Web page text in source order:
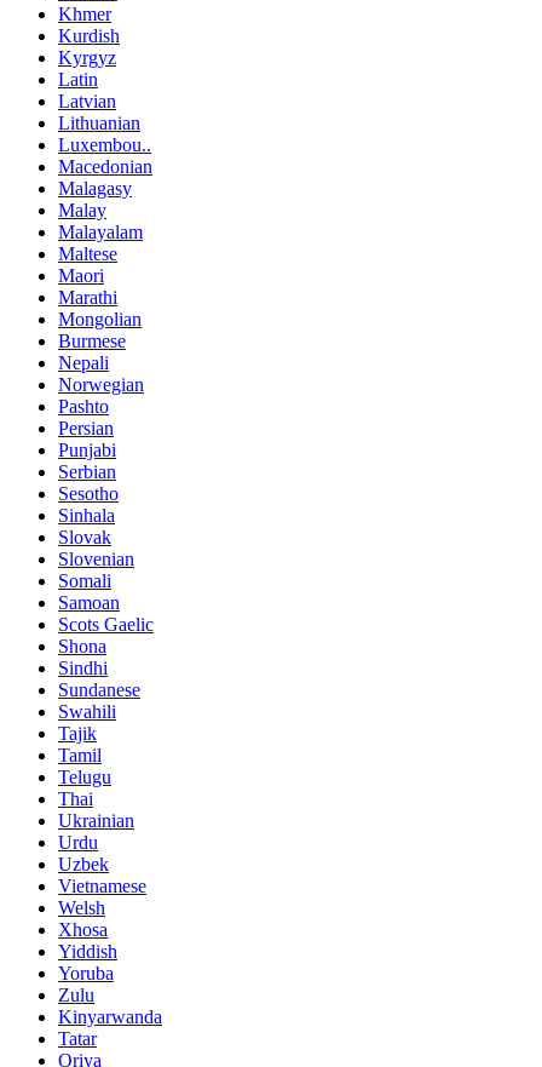
Khmer
Kurdish
Kyrgyz
Latin
Latvian
Lithuanian
Luxembou..
Macedonian
Malagasy
Malay
Malayalam
Maltese
Maori
Marathi
Mongolian
Burmese
Nepali
Norwegian
Pashto
Persian
Punjabi
Serbian
Sesotho
Sinhala
Slovak
Slovenian
Somali
Samoan
Scots Gaelic
Shona
Sindhi
Sundanese
Swahili
Tajik
Tamil
Telugu
Thai
Ukrainian
Urdu
Uzbek
Vietnamese
Welsh
Xhosa
Yiddish
Yoruba
Zulu
Kinyarwanda
Tatar
Oriya